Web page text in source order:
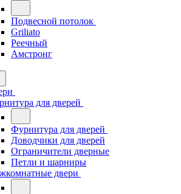
Подвесной потолок
Griliato
Реечный
Амстронг
для дверей
Фурнитура для дверей
Доводчики для дверей
Ограничители дверные
Петли и шарниры
двери